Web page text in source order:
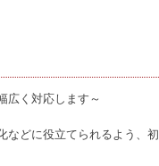
広く対応します～
などに役立てられるよう、